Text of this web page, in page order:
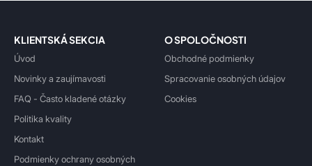
KLIENTSKÁ SEKCIA
Úvod
Novinky a zaujímavosti
FAQ - Často kladené otázky
Politika kvality
Kontakt
Podmienky ochrany osobných
O SPOLOČNOSTI
Obchodné podmienky
Spracovanie osobných údajov
Cookies